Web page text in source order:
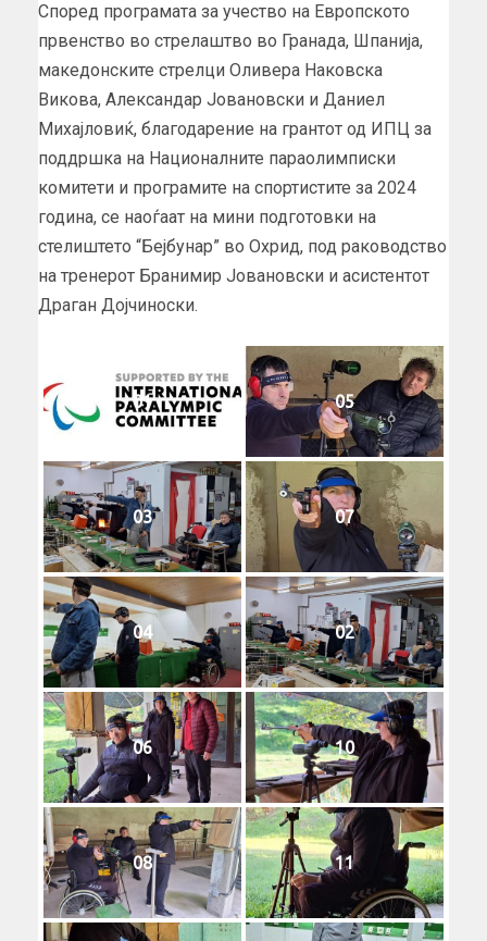
Според програмата за учество на Европското
првенство во стрелаштво во Гранада, Шпанија,
македонските стрелци Оливера Наковска
Викова, Александар Јовановски и Даниел
Михајловиќ, благодарение на грантот од ИПЦ за
поддршка на Националните параолимписки
комитети и програмите на спортистите за 2024
година, се наоѓаат на мини подготовки на
стелиштето “Бејбунар” во Охрид, под раководство
на тренерот Бранимир Јовановски и асистентот
Драган Дојчиноски.
01 05
03 07
04 02
06 10
08 11